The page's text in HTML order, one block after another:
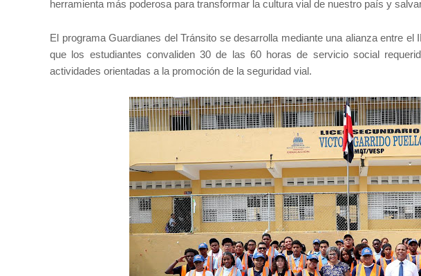
herramienta más poderosa para transformar la cultura vial de nuestro país y
El programa Guardianes del Tránsito se desarrolla mediante una alianza entre
que los estudiantes convaliden 30 de las 60 horas de servicio social
actividades orientadas a la promoción de la seguridad vial.